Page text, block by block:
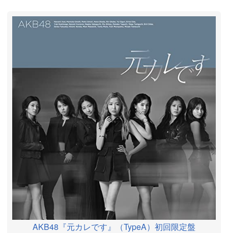
AKB48『元カレです』（TypeA）初回限定盤